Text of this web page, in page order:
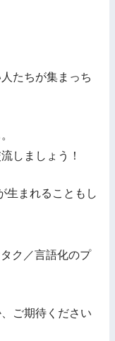
たちが集まっち
しましょう！
生まれることもし
ク／言語化のプ
ご期待ください